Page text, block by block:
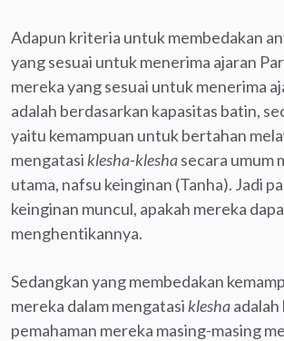
Adapun kriteria untuk membedakan
yang sesuai untuk menerima ajaran
mereka yang sesuai untuk menerima
adalah berdasarkan kapasitas batin,
yaitu kemampuan untuk bertahan
mengatasi klesha-kleshasecara umum
utama, nafsu keinginan (Tanha). Jadi
keinginan muncul, apakah mereka
menghentikannya.
Sedangkan yang membedakan
mereka dalam mengatasi kleshaadalah
pemahaman mereka masing-masing